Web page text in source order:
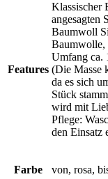
Features
Klassischer
angesagten
Baumwoll
Baumwolle,
Umfang ca.
(Die Masse
da es sich
Stück
wird mit
Pflege:
den Einsatz
Farbe von, rosa,